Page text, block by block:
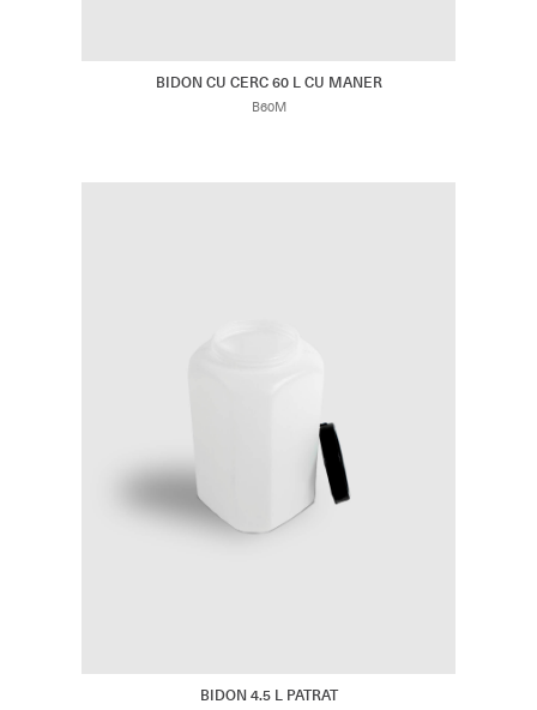
BIDON CU CERC 60 L CU MANER
B60M
BIDON 4.5 L PATRAT